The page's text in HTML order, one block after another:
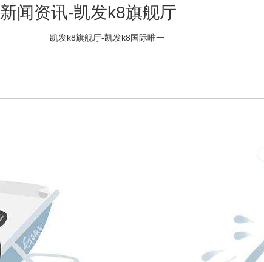
新闻资讯-凯发k8旗舰厅
凯发k8旗舰厅-凯发k8国际唯一